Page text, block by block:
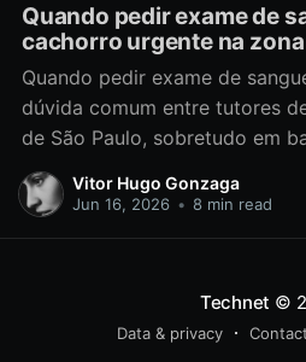
Quando pedir exame de
cachorro urgente na
Quando pedir exame de
dúvida comum entre tutores
de São Paulo, sobretudo em
onde a demanda por um
confiável e independente de
Vitor Hugo Gonzaga
Jun 16, 2026 • 8 min read
Technet ©
Data & privacy Contact